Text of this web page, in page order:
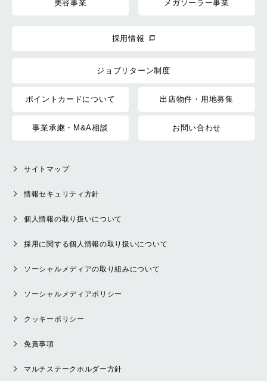
美容事業 メガソーラー事業
採用情報
ジョブリターン制度
ポイントカードについて 出店物件・用地募集
事業承継・M&A相談 お問い合わせ
サイトマップ
情報セキュリティ方針
個人情報の取り扱いについて
採用に関する個人情報の取り扱いについて
ソーシャルメディアの取り組みについて
ソーシャルメディアポリシー
クッキーポリシー
免責事項
マルチステークホルダー方針